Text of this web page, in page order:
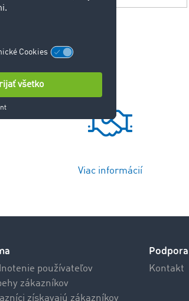
Viac informácií
používateľov
zákazníkov
získavajú zákazníkov
Podpora
Kontakt